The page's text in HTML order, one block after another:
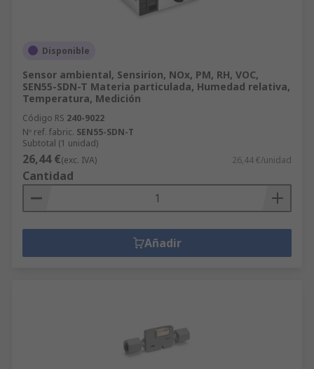
Disponible
Sensor ambiental, Sensirion, NOx, PM, RH, VOC,
SEN55-SDN-T Materia particulada, Humedad relativa,
Temperatura, Medición
Código RS 240-9022
Nº ref. fabric. SEN55-SDN-T
Subtotal (1 unidad)
26,44 €(exc. IVA) 26,44 €/unidad
Cantidad
Añadir